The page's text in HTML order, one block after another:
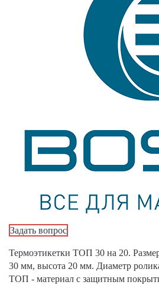
Задать вопрос
Термоэтикетки ТОП 30 на 20.
30 мм, высота 20 мм. Диаметр
ТОП - материал с защитным